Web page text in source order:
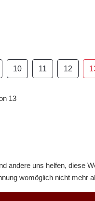
10 11 12
13
andere uns helfen, diese
womöglich nicht mehr